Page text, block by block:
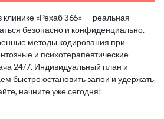
клинике «Рехаб 365» — реальная
безопасно и конфиденциально.
методы кодирования при
и психотерапевтические
24/7. Индивидуальный план и
быстро остановить запои и удержать
начните уже сегодня!